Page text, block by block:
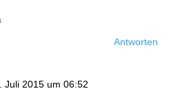
Antworten
Juli 2015 um 06:52